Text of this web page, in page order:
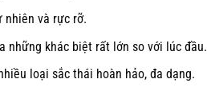
nhiên và rực rỡ.
những khác biệt rất lớn so với lúc đầu.
loại sắc thái hoàn hảo, đa dạng.